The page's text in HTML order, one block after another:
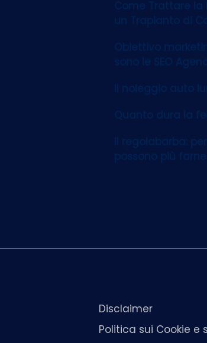
Come Trattare la
un Trapianto di
Obiettivo
sono le SEO
Il noleggio auto
Quanto dura la
Il regolabarba:
possono più
Disclaimer
Politica sui Cookie e